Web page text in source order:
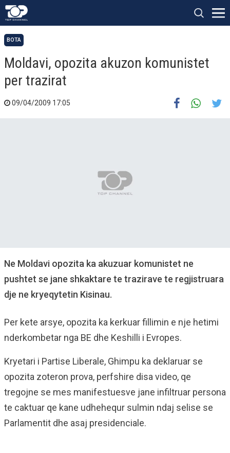
BOTA
Moldavi, opozita akuzon komunistet
per trazirat
09/04/2009 17:05
Ne Moldavi opozita ka akuzuar komunistet ne
pushtet se jane shkaktare te trazirave te regjistruara
dje ne kryeqytetin Kisinau.
Per kete arsye, opozita ka kerkuar fillimin e nje hetimi
nderkombetar nga BE dhe Keshilli i Evropes.
Kryetari i Partise Liberale, Ghimpu ka deklaruar se
opozita zoteron prova, perfshire disa video, qe
tregojne se mes manifestuesve jane infiltruar persona
te caktuar qe kane udhehequr sulmin ndaj selise se
Parlamentit dhe asaj presidenciale.